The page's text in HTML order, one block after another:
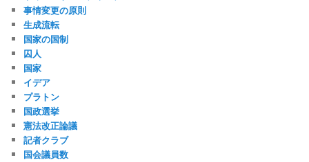
事情変更の原則
生成流転
国家の国制
囚人
国家
イデア
プラトン
国政選挙
憲法改正論議
記者クラブ
国会議員数